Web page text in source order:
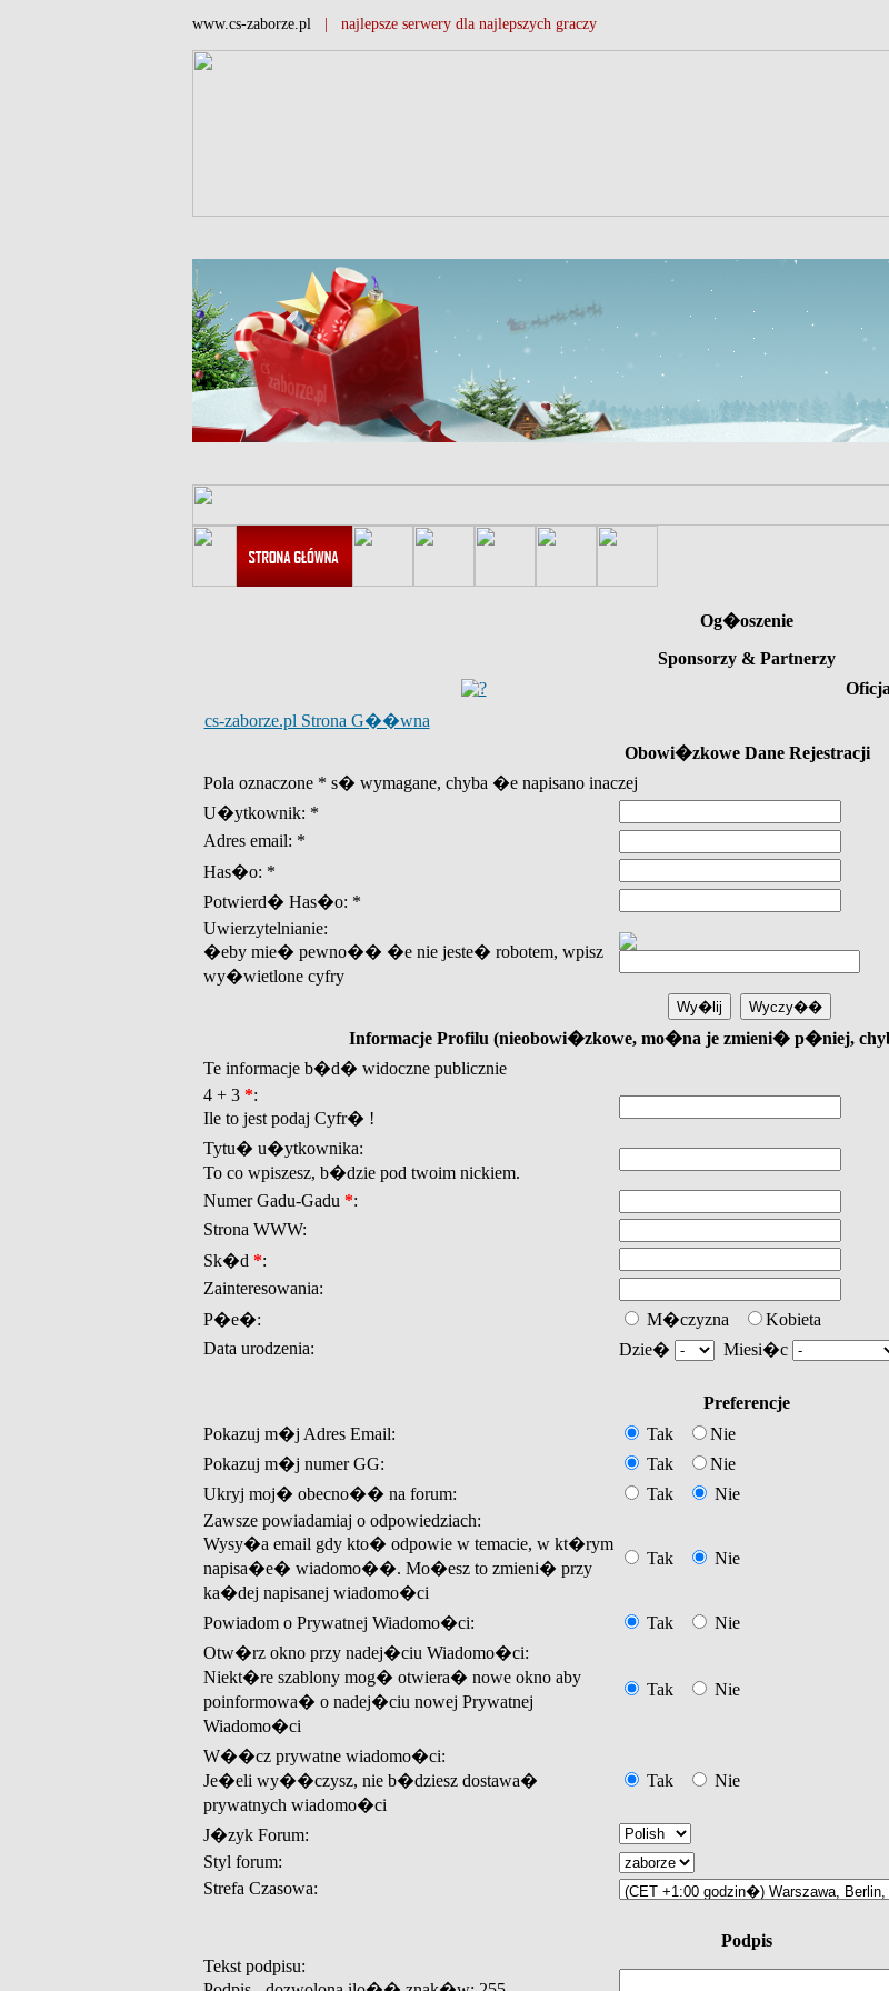
www.cs-zaborze.pl | najlepsze serwery dla najlepszych graczy
Og�oszenie
Sponsorzy & Partnerzy
cs-zaborze.pl Strona G��wna
Obowi�zkowe Dane Rejestracji
Pola oznaczone * s� wymagane, chyba �e napisano inaczej
U�ytkownik: *
Adres email: *
Has�o: *
Potwierd� Has�o: *
Uwierzytelnianie:
�eby mie� pewno�� �e nie jeste� robotem, wpisz
wy�wietlone cyfry
Informacje Profilu (nieobowi�zkowe, mo�na je zmieni� p�niej,
Te informacje b�d� widoczne publicznie
4 + 3 *:
Ile to jest podaj Cyfr� !
Tytu� u�ytkownika:
To co wpiszesz, b�dzie pod twoim nickiem.
Numer Gadu-Gadu *:
Strona WWW:
Sk�d *:
Zainteresowania:
P�e�:
M�czyzna
Kobieta
Data urodzenia:
Dzie� Miesi�c
Preferencje
Pokazuj m�j Adres Email:
Tak
Nie
Pokazuj m�j numer GG:
Tak
Nie
Ukryj moj� obecno�� na forum:
Tak
Nie
Zawsze powiadamiaj o odpowiedziach:
Wysy�a email gdy kto� odpowie w temacie, w kt�rym
napisa�e� wiadomo��. Mo�esz to zmieni� przy
ka�dej napisanej wiadomo�ci
Tak Nie
Powiadom o Prywatnej Wiadomo�ci: Tak
Nie
Otw�rz okno przy nadej�ciu Wiadomo�ci:
Niekt�re szablony mog� otwiera� nowe okno aby
poinformowa� o nadej�ciu nowej Prywatnej
Wiadomo�ci
Tak Nie
W��cz prywatne wiadomo�ci:
Je�eli wy��czysz, nie b�dziesz dostawa�
prywatnych wiadomo�ci
Tak Nie
J�zyk Forum:
Styl forum:
Strefa Czasowa:
Podpis
Tekst podpisu: